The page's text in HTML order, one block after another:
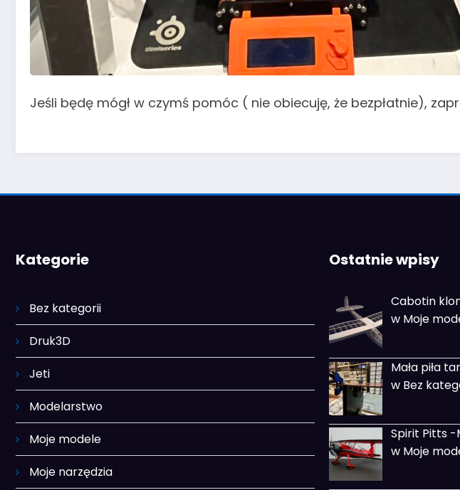
Jeśli będę mógł w czymś pomóc ( nie obiecuję, że bezpłatnie),
Kategorie
Bez kategorii
Druk3D
Jeti
Modelarstwo
Moje modele
Moje narzędzia
Ostatnie wpisy
Cabotin
w Moje
Mała piła
w Bez
Spirit Pitts -
w Moje